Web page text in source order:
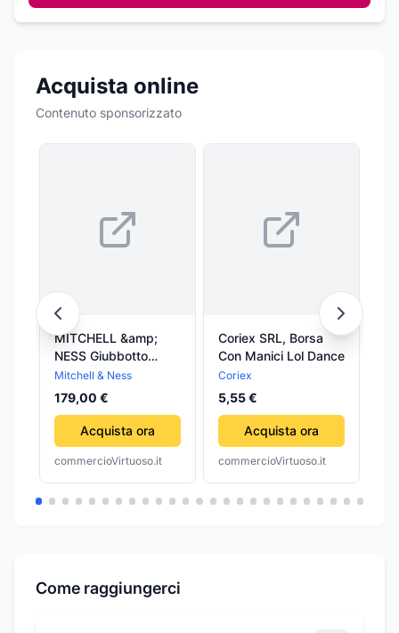
Acquista online
Contenuto sponsorizzato
MITCHELL &amp;
NESS Giubbotto
Bomber Uomo Nhl
Heavyweight Satin
Jacket Edmoil
Original Team Colors
Mitchell & Ness
179,00 €
Acquista ora
commercioVirtuoso.it
Coriex SRL, Borsa
Con Manici Lol Dance
Coriex
5,55 €
Acquista ora
commercioVirtuoso.it
Come raggiungerci